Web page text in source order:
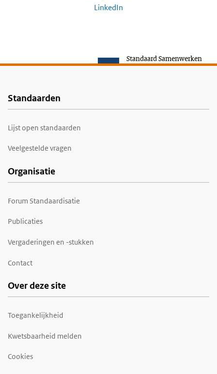
LinkedIn
Standaard Samenwerken
Voet
Standaarden
Lijst open standaarden
Veelgestelde vragen
Organisatie
Forum Standaardisatie
Publicaties
Vergaderingen en -stukken
Contact
Over deze site
Toegankelijkheid
Kwetsbaarheid melden
Cookies